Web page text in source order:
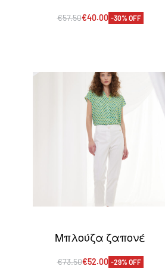
€57.50€40.00 -30% OFF
Μπλούζα ζαπονέ
€73.50€52.00 -29% OFF